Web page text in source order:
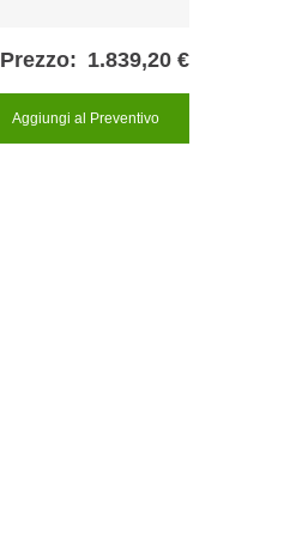
Prezzo: 1.839,20 €
Aggiungi al Preventivo